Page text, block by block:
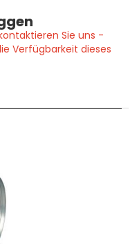
Sie uns -
Verfügbarkeit dieses